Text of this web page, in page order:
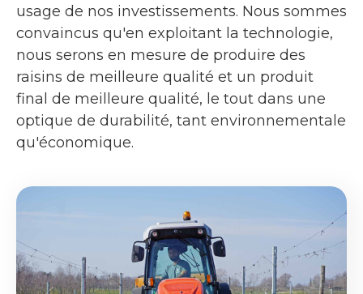
usage de nos investissements. Nous sommes
convaincus qu'en exploitant la technologie,
nous serons en mesure de produire des
raisins de meilleure qualité et un produit
final de meilleure qualité, le tout dans une
optique de durabilité, tant environnementale
qu'économique.